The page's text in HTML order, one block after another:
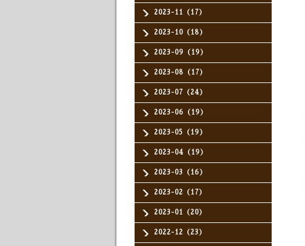
2023-11（17）
2023-10（18）
2023-09（19）
2023-08（17）
2023-07（24）
2023-06（19）
2023-05（19）
2023-04（19）
2023-03（16）
2023-02（17）
2023-01（20）
2022-12（23）